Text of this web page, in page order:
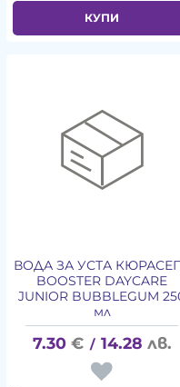
КУПИ
ВОДА ЗА УСТА
BOOSTER DAYCARE
JUNIOR BUBBLEGUM
мл
7.30 € / 14.28 лв.